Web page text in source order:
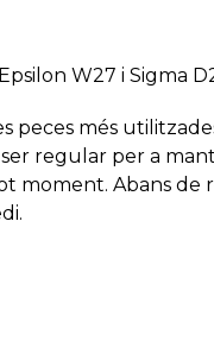
W27 i Sigma
més
regular per a
moment. Abans